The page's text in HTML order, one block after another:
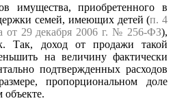
имущества, приобретенного в
семей, имеющих детей (п. 4
от 29 декабря 2006 г. № 256-ФЗ),
Так, доход от продажи такой
на величину фактически
подтвержденных расходов
пропорциональном доле
объекте.